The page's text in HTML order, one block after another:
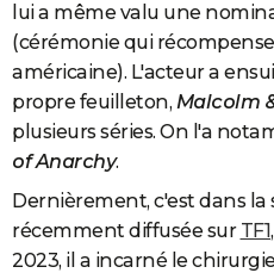
lui a même valu une
(cérémonie qui
américaine). L'acteur a
propre feuilleton, Malcolm
plusieurs séries. On l'a
of Anarchy.
Dernièrement, c'est dans la
récemment diffusée sur TF1
2023, il a incarné le